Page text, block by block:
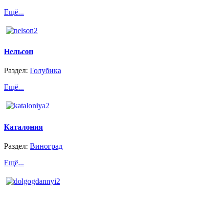
Ещё...
Нельсон
Раздел: Голубика
Ещё...
Каталония
Раздел: Виноград
Ещё...